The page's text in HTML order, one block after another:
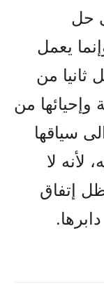
حل
يعمل
ثانيا من
من
سياقها
لأنه لا
إتفاق